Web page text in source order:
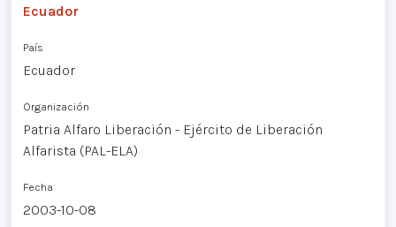
Ecuador
País
Ecuador
Organización
Patria Alfaro Liberación - Ejército de Liberación
Alfarista (PAL-ELA)
Fecha
2003-10-08